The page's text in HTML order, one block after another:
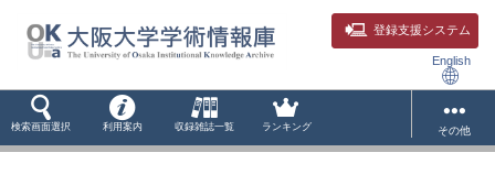
登録支援システム
English
検索画面選択 利用案内 収録雑誌一覧 ランキング その他